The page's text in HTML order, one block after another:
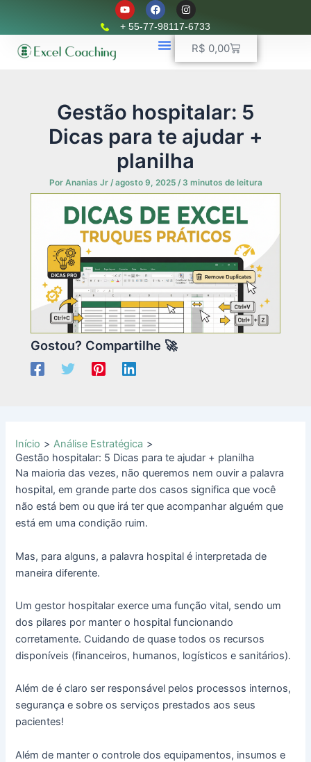
conteúdo
Y
o
u
t
F
a
c
e
b
o
I
n
s
t
r
+ 55-77-98117-6733
R$ 0,00Carrinho
Gestão hospitalar: 5
Dicas para te ajudar +
planilha
Por Ananias Jr /agosto 9, 2025 / 3 minutos de leitura
Gostou? Compartilhe 🚀
Início
Análise Estratégica
Gestão hospitalar: 5 Dicas para te ajudar + planilha
Na maioria das vezes, não queremos nem ouvir a palavra
hospital, em grande parte dos casos significa que você
não está bem ou que irá ter que acompanhar alguém que
está em uma condição ruim.
Mas, para alguns, a palavra hospital é interpretada de
maneira diferente.
Um gestor hospitalar exerce uma função vital, sendo um
dos pilares por manter o hospital funcionando
corretamente. Cuidando de quase todos os recursos
disponíveis (financeiros, humanos, logísticos e sanitários).
Além de é claro ser responsável pelos processos internos,
segurança e sobre os serviços prestados aos seus
pacientes!
Além de manter o controle dos equipamentos, insumos e